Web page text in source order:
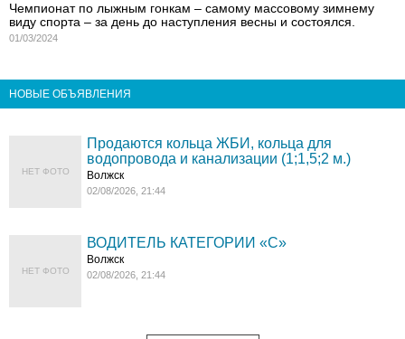
Чемпионат по лыжным гонкам – самому массовому зимнему
виду спорта – за день до наступления весны и состоялся.
01/03/2024
НОВЫЕ ОБЪЯВЛЕНИЯ
НЕТ ФОТО
Продаются кольца ЖБИ, кольца для
водопровода и канализации (1;1,5;2 м.)
Волжск
02/08/2026, 21:44
НЕТ ФОТО
ВОДИТЕЛЬ КАТЕГОРИИ «C»
Волжск
02/08/2026, 21:44